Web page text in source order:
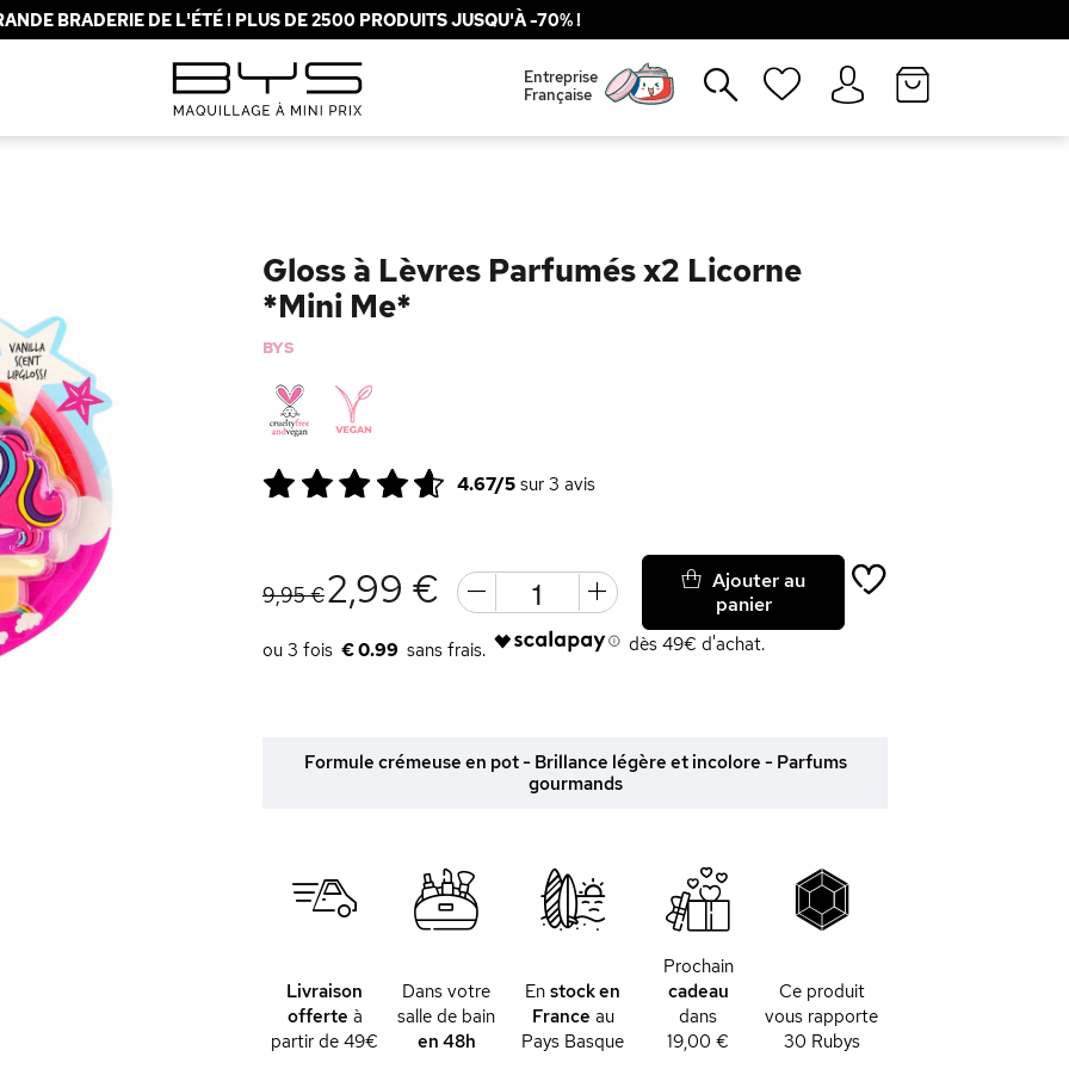
BRADERIE DE L'ÉTÉ ! PLUS DE 2500 PRODUITS JUSQU'À -70% !
Entreprise
Française
Gloss à Lèvres Parfumés x2 Licorne
*Mini Me*
BYS
4.67/5sur 3 avis
9,95 €2,99 €
€ 0.99 dès 49€ d'achat.
Ajouter au
panier
Formule crémeuse en pot - Brillance légère et incolore - Parfums
gourmands
Livraison
offerte à
partir de 49€
Dans votre
salle de bain
en 48h
Enstock en
France au
Pays Basque
Prochain
cadeau
dans
19,00 €
Ce produit
vous rapporte
30 Rubys